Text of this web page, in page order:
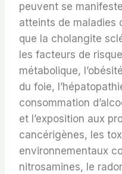
peuvent se
atteints de maladies
que la cholangite
les facteurs de
métabolique,
du foie,
consommation
et l’exposition aux
cancérigènes, les
environnementaux
nitrosamines, le